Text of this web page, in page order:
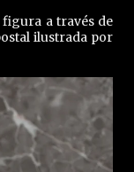
a través de
ilustrada por